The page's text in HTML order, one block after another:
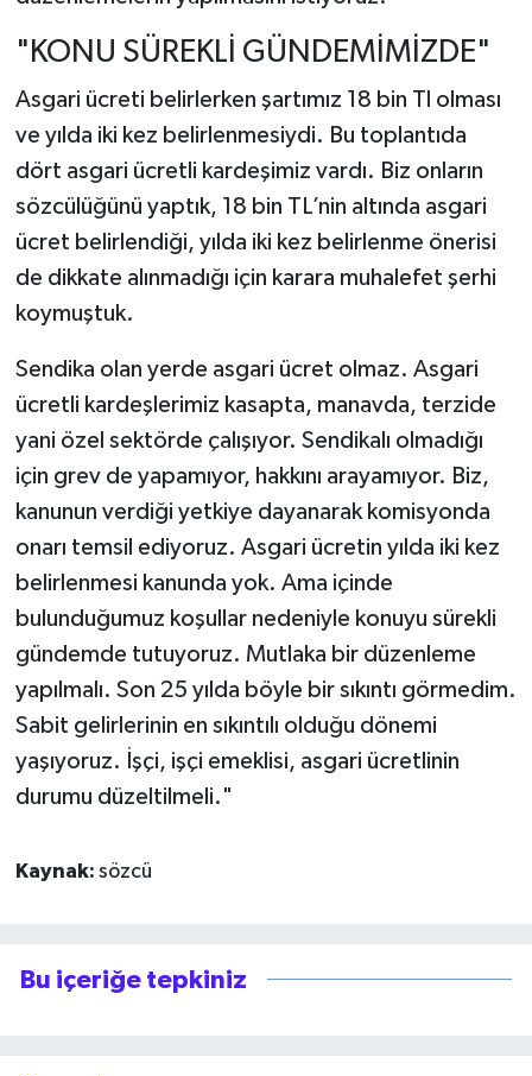
"KONU SÜREKLİ GÜNDEMİMİZDE"
Asgari ücreti belirlerken şartımız 18 bin Tl olması
ve yılda iki kez belirlenmesiydi. Bu toplantıda
dört asgari ücretli kardeşimiz vardı. Biz onların
sözcülüğünü yaptık, 18 bin TL’nin altında asgari
ücret belirlendiği, yılda iki kez belirlenme önerisi
de dikkate alınmadığı için karara muhalefet şerhi
koymuştuk.
Sendika olan yerde asgari ücret olmaz. Asgari
ücretli kardeşlerimiz kasapta, manavda, terzide
yani özel sektörde çalışıyor. Sendikalı olmadığı
için grev de yapamıyor, hakkını arayamıyor. Biz,
kanunun verdiği yetkiye dayanarak komisyonda
onarı temsil ediyoruz. Asgari ücretin yılda iki kez
belirlenmesi kanunda yok. Ama içinde
bulunduğumuz koşullar nedeniyle konuyu sürekli
gündemde tutuyoruz. Mutlaka bir düzenleme
yapılmalı. Son 25 yılda böyle bir sıkıntı görmedim.
Sabit gelirlerinin en sıkıntılı olduğu dönemi
yaşıyoruz. İşçi, işçi emeklisi, asgari ücretlinin
durumu düzeltilmeli."
Kaynak: sözcü
Bu içeriğe tepkiniz